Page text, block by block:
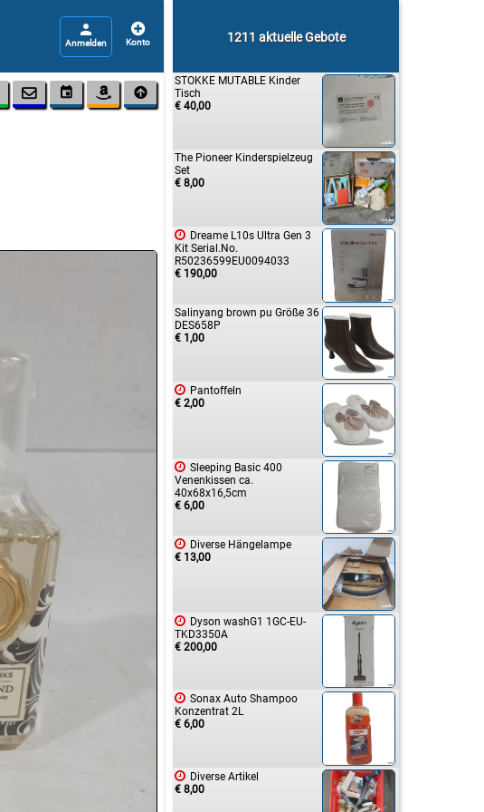
 
1211 aktuelle Gebote
STOKKE MUTABLE Kinder
Tisch
€ 40,00
The Pioneer Kinderspielzeug
Set
€ 8,00
 Dreame L10s Ultra Gen 3
Kit Serial.No.
R50236599EU0094033
€ 190,00
Salinyang brown pu Größe 36
DES658P
€ 1,00
 Pantoffeln
€ 2,00
 Sleeping Basic 400
Venenkissen ca.
40x68x16,5cm
€ 6,00
 Diverse Hängelampe
€ 13,00
 Dyson washG1 1GC-EU-
TKD3350A
€ 200,00
 Sonax Auto Shampoo
Konzentrat 2L
€ 6,00
 Diverse Artikel
€ 8,00
   